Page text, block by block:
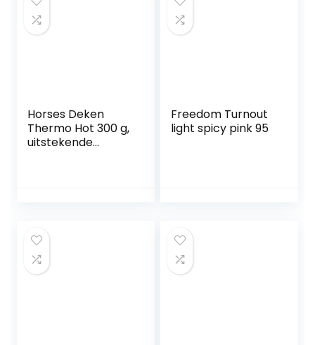
Horses Deken
Thermo Hot 300 g,
uitstekende
en insecten
Freedom Turnout
light spicy pink 95